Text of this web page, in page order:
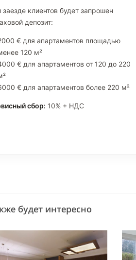
заезде клиентов будет запрошен
депозит:
€ для апартаментов площадью
120 м²
€ для апартаментов от 120 до 220
€ для апартаментов более 220 м²
сбор: 10% + НДС
будет интересно